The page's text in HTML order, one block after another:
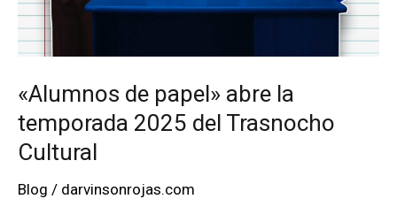
«Alumnos de papel» abre la
temporada 2025 del Trasnocho
Cultural
Blog / darvinsonrojas.com